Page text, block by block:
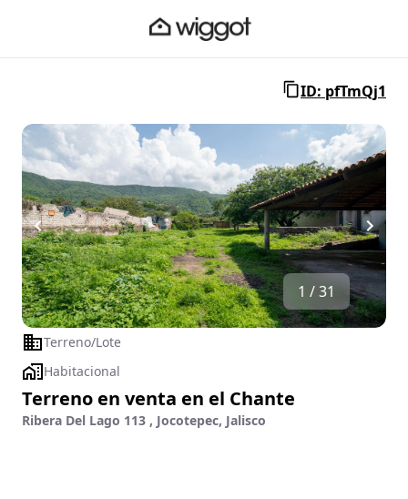
ID: pfTmQj1
1 / 31
Terreno/Lote
Habitacional
Terreno en venta en el Chante
Ribera Del Lago 113 , Jocotepec, Jalisco